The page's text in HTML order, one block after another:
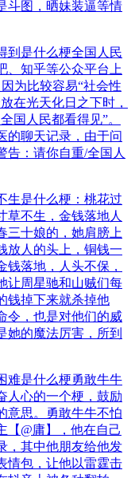
斗图，晒妹装逼等情
到是什么梗全国人民
、知乎等公众平台上
为比较容易“社会性
在光天化日之下时，
国人民都看得见”。
的聊天记录，由于问
告：请你自重/全国人
生是什么梗：桃花过
草不生，金钱落地人
三十娘的，她肩膀上
放人的头上，铜钱一
钱落地，人头不保，
让周星驰和山贼们每
钱掉下来就杀掉他
令，也是对他们的威
她的魔法厉害，所到
难是什么梗勇敢牛牛
人心的一个梗，鼓励
意思。勇敢牛牛不怕
【@庸】，他在自己
，其中他朋友给他发
情包，让他以雷霆击